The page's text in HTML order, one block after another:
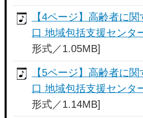
【4ページ】高齢者に
口 地域包括支援セン
形式／1.05MB]
【5ページ】高齢者に
口 地域包括支援セン
形式／1.14MB]